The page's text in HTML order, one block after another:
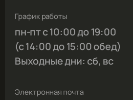
График работы
пн-пт с 10:00 до 19:00
(с 14:00 до 15:00 обед)
Выходные дни: сб, вс
Электронная почта